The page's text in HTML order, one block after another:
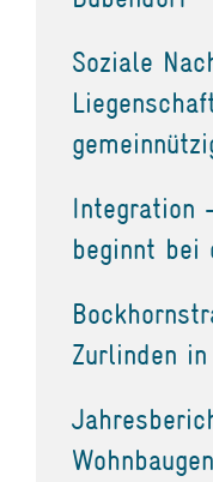
Soziale
Integration
beginnt bei
Zurlinden